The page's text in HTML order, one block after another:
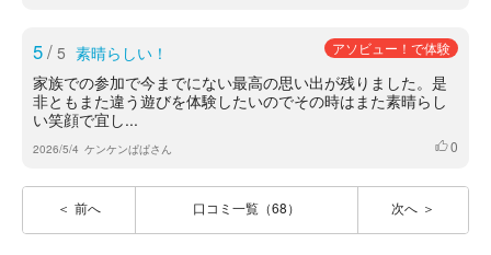
5/ 5 素晴らしい！ アソビュー！で体験
家族での参加で今までにない最高の思い出が残りました。是
非ともまた違う遊びを体験したいのでその時はまた素晴らし
い笑顔で宜し...
2026/5/4 ケンケンぱぱさん いいね
0
前へ 口コミ一覧（68） 次へ